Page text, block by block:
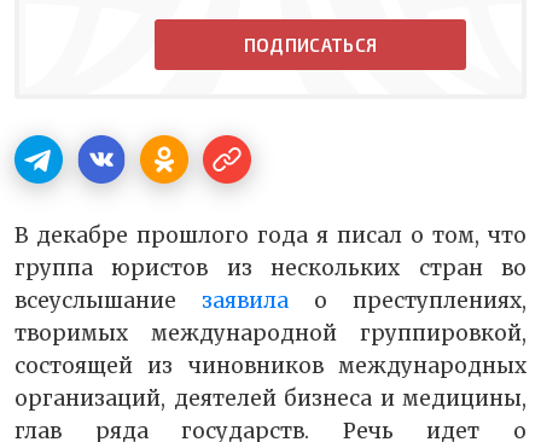
ПОДПИСАТЬСЯ
В декабре прошлого года я писал о том, что
группа юристов из нескольких стран во
всеуслышание заявила о преступлениях,
творимых международной группировкой,
состоящей из чиновников международных
организаций, деятелей бизнеса и медицины,
глав ряда государств. Речь идет о